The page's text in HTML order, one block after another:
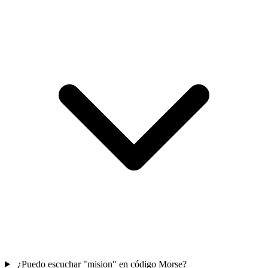
¿Puedo escuchar "mision" en código Morse?